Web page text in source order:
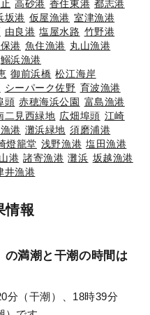
高砂港 香住東港 都志港
坂港 仮屋漁港 室津漁港
由良港 塩屋水路 竹野港
港 魚住漁港 丸山漁港
鰯浜漁港
御前浜橋 松江海岸
シーパーク佐野 育波漁港
頭 赤穂海浜公園 富島漁港
二見西緑地 広畑埠頭 江崎
港 灘浜緑地 須磨浦港
燈籠堂 浅野漁港 塩田漁港
港 諸寄漁港 灘浜 坂越漁港
井漁港
情報
の満潮と干潮の時間は
分（干潮）、18時39分